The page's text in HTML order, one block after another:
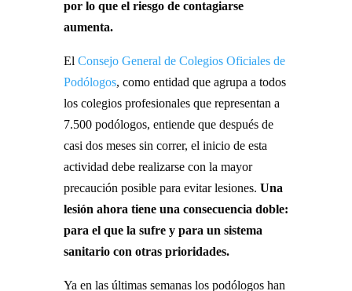
por lo que el riesgo de contagiarse
aumenta.
El Consejo General de Colegios Oficiales de
Podólogos, como entidad que agrupa a todos
los colegios profesionales que representan a
7.500 podólogos, entiende que después de
casi dos meses sin correr, el inicio de esta
actividad debe realizarse con la mayor
precaución posible para evitar lesiones. Una
lesión ahora tiene una consecuencia doble:
para el que la sufre y para un sistema
sanitario con otras prioridades.
Ya en las últimas semanas los podólogos han